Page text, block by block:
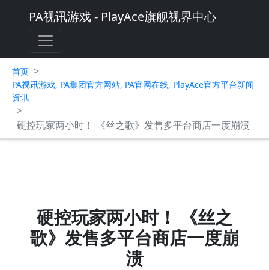
PA视讯游戏 - PlayAce旗舰视界中心
首页 >
PA视讯游戏, PA集团官方网站, PA官网在线, PlayAce官方平台新闻
资讯
>
硬控玩家两小时！ 《丝之歌》发售多平台商店一度崩溃
硬控玩家两小时！ 《丝之
歌》发售多平台商店一度崩
溃